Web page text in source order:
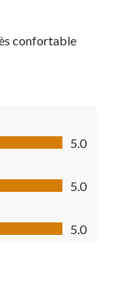
confortable
5.0
5.0
5.0